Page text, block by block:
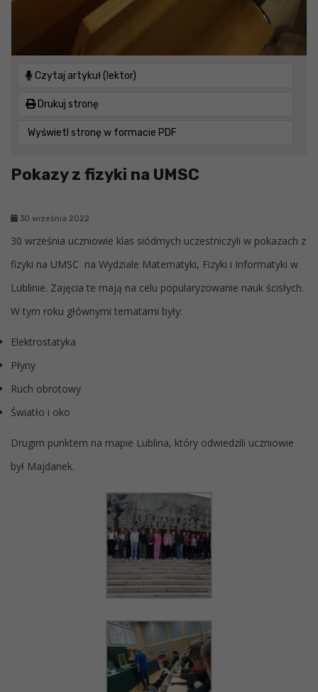
Czytaj artykuł (lektor)
Drukuj stronę
Wyświetl stronę w formacie PDF
Pokazy z fizyki na UMSC
30 września 2022
30 września uczniowie klas siódmych uczestniczyli w pokazach z
fizyki na UMSC na Wydziale Matematyki, Fizyki i Informatyki w
Lublinie. Zajęcia te mają na celu popularyzowanie nauk ścisłych.
W tym roku głównymi tematami były:
Elektrostatyka
Płyny
Ruch obrotowy
Światło i oko
Drugim punktem na mapie Lublina, który odwiedzili uczniowie
był Majdanek.